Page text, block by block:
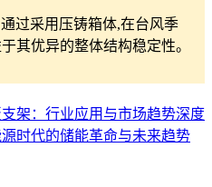
过采用压铸箱体,在台风季
其优异的整体结构稳定性。
架：行业应用与市场趋势深度
时代的储能革命与未来趋势